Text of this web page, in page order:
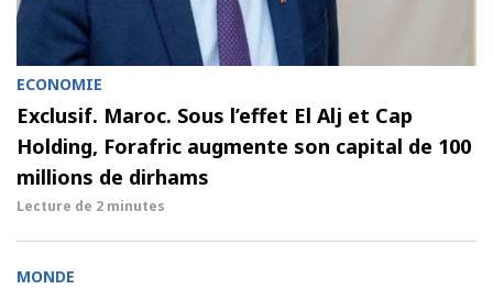
ECONOMIE
Exclusif. Maroc. Sous l’effet El Alj et Cap
Holding, Forafric augmente son capital de 100
millions de dirhams
Lecture de 2 minutes
MONDE